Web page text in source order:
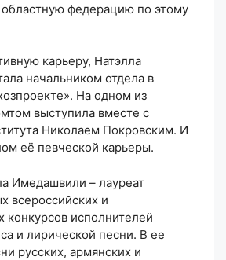
федерацию по этому
карьеру, Натэлла
начальником отдела в
На одном из
выступила вместе с
Николаем Покровским. И
её певческой карьеры.
Имедашвили – лауреат
всероссийских и
исполнителей
и лирической песни. В ее
русских, армянских и